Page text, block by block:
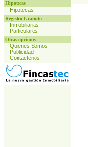
Hipotecas
Hipotecas
Registro Gratuito
Inmobiliarias
Particulares
Otras opciones
Quienes Somos
Publicidad
Contactenos